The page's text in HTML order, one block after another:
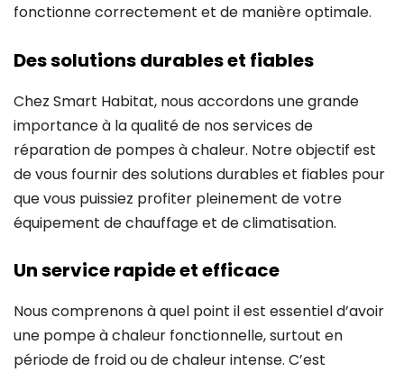
fonctionne correctement et de manière optimale.
Des solutions durables et fiables
Chez Smart Habitat, nous accordons une grande
importance à la qualité de nos services de
réparation de pompes à chaleur. Notre objectif est
de vous fournir des solutions durables et fiables pour
que vous puissiez profiter pleinement de votre
équipement de chauffage et de climatisation.
Un service rapide et efficace
Nous comprenons à quel point il est essentiel d’avoir
une pompe à chaleur fonctionnelle, surtout en
période de froid ou de chaleur intense. C’est